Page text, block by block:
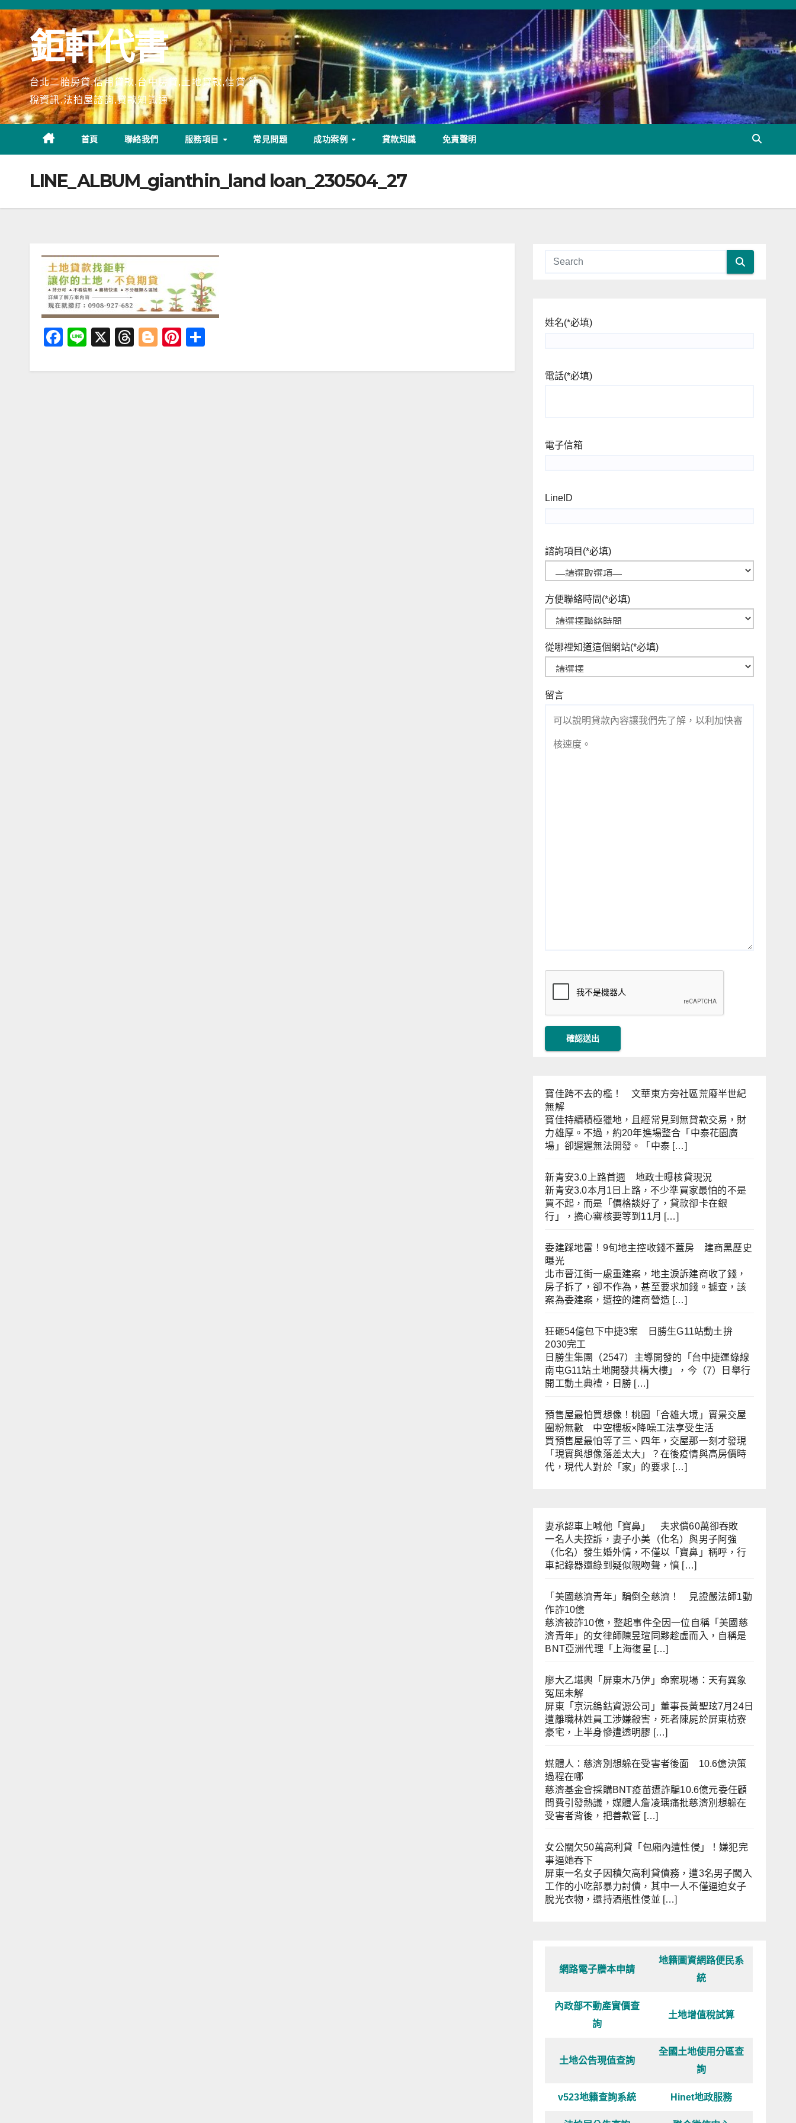
Skip
to
content鉅軒代書
台北二胎房貸,信用貸款,台中房貸,土地貸款,信貸,節
稅資訊,法拍屋諮詢,貸款知識通
首頁 聯絡我們 服務項目 常見問題 成功案例 貸款知識 免責聲明
LINE_ALBUM_gianthin_land loan_230504_27
F
c
Li
e
X
T
e
Bl
g
Pi
er
姓名(*必填)
電話(*必填)
電子信箱
LineID
諮詢項目 (*必填)
方便聯絡時間(*必填)
從哪裡知道這個網站(*必填)
留言
寶佳跨不去的檻！ 文華東方旁社區荒廢半世紀
無解
寶佳持續積極獵地，且經常見到無貸款交易，財
力雄厚。不過，約20年進場整合「中泰花園廣
場」卻遲遲無法開發。「中泰 […]
新青安3.0上路首週 地政士曝核貸現況
新青安3.0本月1日上路，不少準買家最怕的不是
買不起，而是「價格談好了，貸款卻卡在銀
行」，擔心審核要等到11月 […]
委建踩地雷！9旬地主控收錢不蓋房 建商黑歷史
曝光
北市晉江街一處重建案，地主淚訴建商收了錢，
房子拆了，卻不作為，甚至要求加錢。據查，該
案為委建案，遭控的建商營造 […]
狂砸54億包下中捷3案 日勝生G11站動土拚
2030完工
日勝生集團（2547）主導開發的「台中捷運綠線
南屯G11站土地開發共構大樓」，今（7）日舉行
開工動土典禮，日勝 […]
預售屋最怕買想像！桃園「合雄大境」實景交屋
圈粉無數 中空樓板×降噪工法享受生活
買預售屋最怕等了三、四年，交屋那一刻才發現
「現實與想像落差太大」？在後疫情與高房價時
代，現代人對於「家」的要求 […]
妻承認車上喊他「寶鼻」 夫求償60萬卻吞敗
一名人夫控訴，妻子小美（化名）與男子阿強
（化名）發生婚外情，不僅以「寶鼻」稱呼，行
車記錄器還錄到疑似親吻聲，憤 […]
「美國慈濟青年」騙倒全慈濟！ 見證嚴法師1動
作詐10億
慈濟被詐10億，整起事件全因一位自稱「美國慈
濟青年」的女律師陳昱瑄同夥趁虛而入，自稱是
BNT亞洲代理「上海復星 […]
廖大乙堪輿「屏東木乃伊」命案現場：天有異象
冤屈未解
屏東「京沅鎢鈷資源公司」董事長黃聖玹7月24日
遭離職林姓員工涉嫌殺害，死者陳屍於屏東枋寮
豪宅，上半身慘遭透明膠 […]
媒體人：慈濟別想躲在受害者後面 10.6億決策
過程在哪
慈濟基金會採購BNT疫苗遭詐騙10.6億元委任顧
問費引發熱議，媒體人詹凌瑀痛批慈濟別想躲在
受害者背後，把善款管 […]
女公關欠50萬高利貸「包廂內遭性侵」！嫌犯完
事逼她吞下
屏東一名女子因積欠高利貸債務，遭3名男子闖入
工作的小吃部暴力討債，其中一人不僅逼迫女子
脫光衣物，還持酒瓶性侵並 […]
網路電子謄本申請
地籍圖資網路便民系
統
內政部不動產實價查
詢
土地增值稅試算
土地公告現值查詢
全國土地使用分區查
詢
v523地籍查詢系統 Hinet地政服務